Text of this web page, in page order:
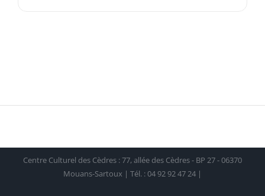
Centre Culturel des Cèdres : 77, allée des Cèdres - BP 27 - 06370
Mouans-Sartoux | Tél. : 04 92 92 47 24 |